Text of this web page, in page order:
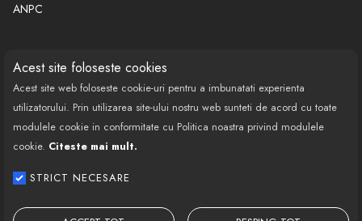
Acest site foloseste cookies
Acest site web foloseste cookie-uri pentru a imbunatati experienta
utilizatorului. Prin utilizarea site-ului nostru web sunteti de acord cu toate
modulele cookie in conformitate cu Politica noastra privind modulele
cookie. Citeste mai mult.
STRICT NECESARE
ANPC
CONTACT
Call Center: 0377 100 941
Program de lucru: Luni-Vineri
08:00 - 18:00
Email: contact@bestautovest.ro
SRL CUI: 32372789, Reg.Com.: